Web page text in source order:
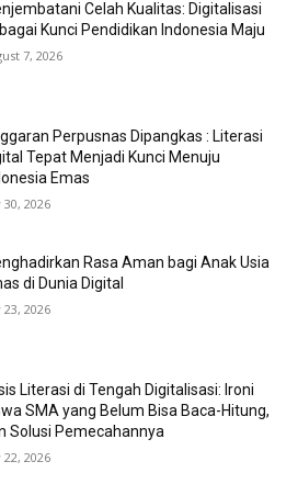
Celah Kualitas: Digitalisasi
Kunci Pendidikan Indonesia Maju
7, 2026
Perpusnas Dipangkas : Literasi
Tepat Menjadi Kunci Menuju
Emas
30, 2026
Rasa Aman bagi Anak Usia
di Dunia Digital
23, 2026
Literasi di Tengah Digitalisasi: Ironi
SMA yang Belum Bisa Baca-Hitung,
Solusi Pemecahannya
22, 2026